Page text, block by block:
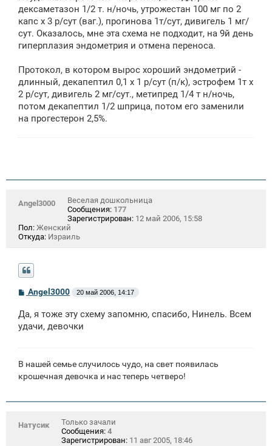
щ
н
и
дексаметазон 1/2 т. н/ночь, утрожестан 100 мг по 2
капс х 3 р/сут (ваг.), прогинова 1т/сут, дивигель 1 мг/
сут. Оказалось, мне эта схема не подходит, на 9й день
гиперплазия эндометрия и отмена переноса.
Протокол, в котором вырос хороший эндометрий -
длинный, декапептил 0,1 х 1 р/сут (п/к), эстрофем 1т х
2 р/сут, дивигель 2 мг/сут., метипред 1/4 т н/ночь,
потом декапептил 1/2 шприца, потом его заменили
на прогестерон 2,5%.
Angel3000
Веселая дошкольница
Сообщения: 177
Зарегистрирован: 12 май 2006, 15:58
Пол: Женский
Откуда: Израиль
С
о
б
щ
е
Angel3000 20 май 2006, 14:17
Да, я тоже эту схему запомню, спасибо, Нинель. Всем
удачи, девочки
В нашей семье случилось чудо, на свет появилась
крошечная девочка и нас теперь четверо!
Натусик
Только зачали
Сообщения: 4
Зарегистрирован: 11 авг 2005, 18:46